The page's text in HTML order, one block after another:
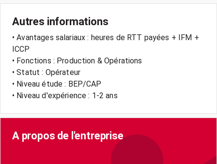
Autres informations
• Avantages salariaux : heures de RTT payées + IFM +
ICCP
• Fonctions : Production & Opérations
• Statut : Opérateur
• Niveau étude : BEP/CAP
• Niveau d'expérience : 1-2 ans
A propos de l'entreprise